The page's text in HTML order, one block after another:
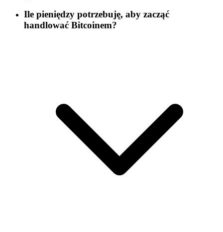
Ile pieniędzy potrzebuję, aby zacząć
handlować Bitcoinem?